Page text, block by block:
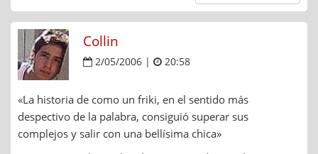
Collin
2/05/2006 | 20:58
«La historia de como un friki, en el sentido más
despectivo de la palabra, consiguió superar sus
complejos y salir con una bellísima chica»